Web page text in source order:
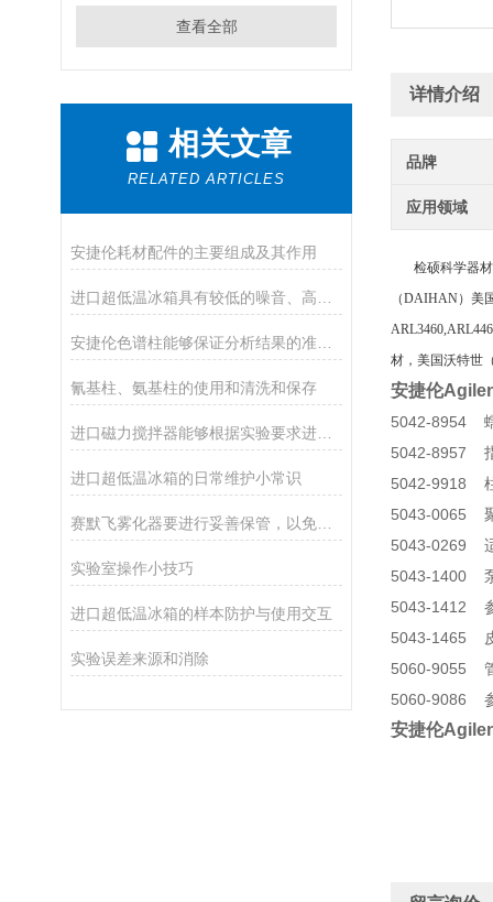
查看全部
相关文章
RELATED ARTICLES
安捷伦耗材配件的主要组成及其作用
安捷伦色谱柱能够保证分析结果的准确性和可靠性
氰基柱、氨基柱的使用和清洗和保存
进口磁力搅拌器能够根据实验要求进行精细调节
进口超低温冰箱的日常维护小常识
赛默飞雾化器要进行妥善保管，以免产品遭到破坏
实验室操作小技巧
进口超低温冰箱的样本防护与使用交互
实验误差来源和消除
详情介绍
品牌
应用领域
检硕科学器材
（DAIHAN）美
材，美国沃特世
安捷伦
5042-8954
5042-8957
5042-9918
5043-0065
5043-0269
5043-1400
5043-1412
5043-1465
5060-9055
5060-9086
安捷伦